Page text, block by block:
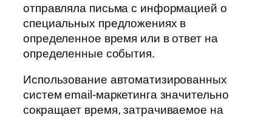
отправляла письма с информацией о
специальных предложениях в
определенное время или в ответ на
определенные события.
Использование автоматизированных
систем email-маркетинга значительно
сокращает время, затрачиваемое на